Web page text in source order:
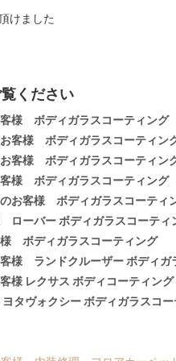
けました
ください
様 ボディガラスコーティング
客様 ボディガラスコーティン
客様 ボディガラスコーティン
様 ボディガラスコーティング
お客様 ボディガラスコーティ
ローバー ボディガラスコーティ
ボディガラスコーティング
様 ランドクルーザー ボディガ
様 レクサス ボディコーティン
タヴォクシー ボディガラスコ